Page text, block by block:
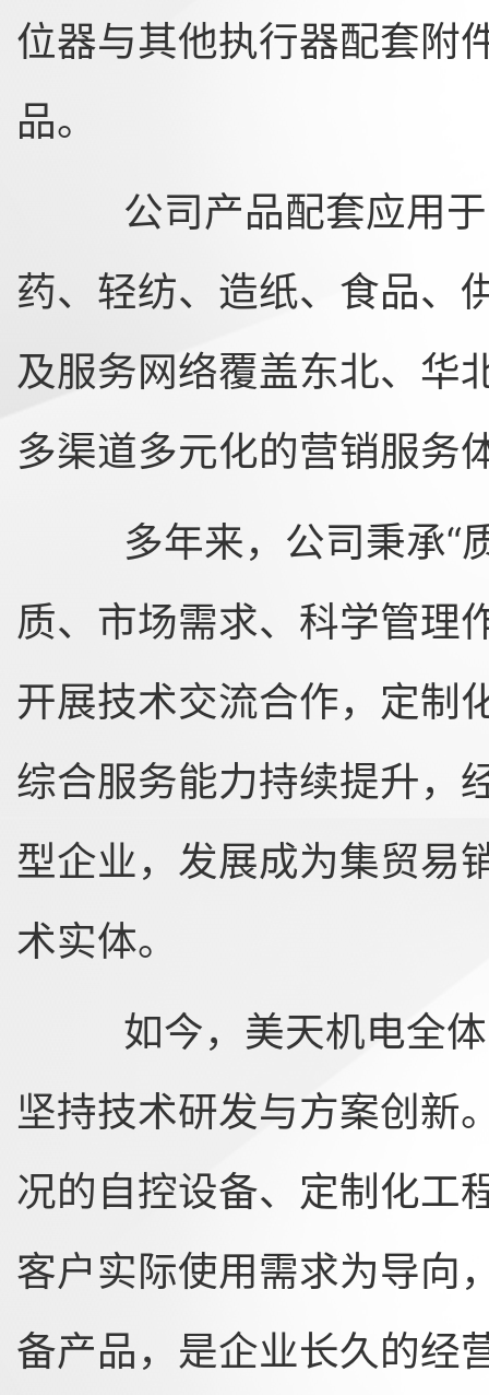
位器与其他执行器配套附
品。
公司产品配套应用于
药、轻纺、造纸、食品、
及服务网络覆盖东北、华
多渠道多元化的营销服务
多年来，公司秉承“质
质、市场需求、科学管理
开展技术交流合作，定制
综合服务能力持续提升，
型企业，发展成为集贸易
术实体。
如今，美天机电全体
坚持技术研发与方案创新
况的自控设备、定制化工
客户实际使用需求为导向
备产品，是企业长久的经